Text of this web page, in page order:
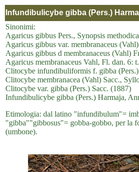
Infundibulicybe gibba (Pers.)
Sinonimi:
Agaricus gibbus Pers., Synopsis
Agaricus gibbus var. membranaceus
Agaricus gibbus d membranaceus (Vahl)
Agaricus membranaceus Vahl, Fl. dan. 6:
Clitocybe infundibuliformis f. gibba
Clitocybe membranacea (Vahl) Sacc.,
Clitocybe var. gibba (Pers.) Sacc. (1887)
Infundibulicybe gibba (Pers.) Harmaja,
Etimologia: dal latino "infundibulum"=
"gibba""gibbosus"= gobba-gobbo, per la
(umbone).